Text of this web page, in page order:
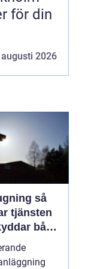
för din
2026
så
tjänsten
både
miljö